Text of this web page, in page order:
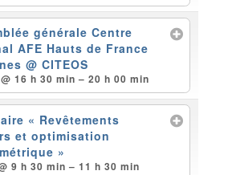
générale Centre
AFE Hauts de France
@ CITEOS
16 h 30 min – 20 h 00 min
« Revêtements
et optimisation
»
9 h 30 min – 11 h 30 min